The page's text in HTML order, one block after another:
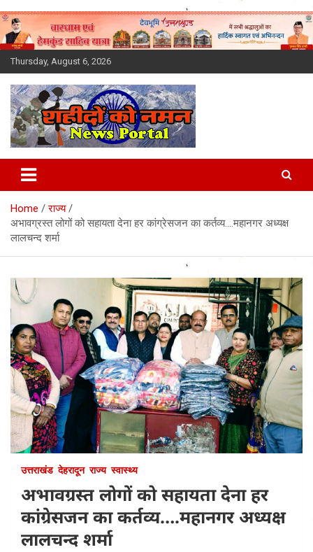
Skip
to
content
Thursday, August 6, 2026
Latest News Today, Breaking
News, Uttarakhand News in
Hindi
Home
राज्य
अभावग्रस्त लोगों को सहायता देना हर कांग्रेसजन का कर्तव्य….महानगर अध्यक्ष
लालचन्द शर्मा
उत्तराखंड देहरादून राज्य स्वास्थ्य
अभावग्रस्त लोगों को सहायता देना हर
कांग्रेसजन का कर्तव्य….महानगर अध्यक्ष
लालचन्द शर्मा